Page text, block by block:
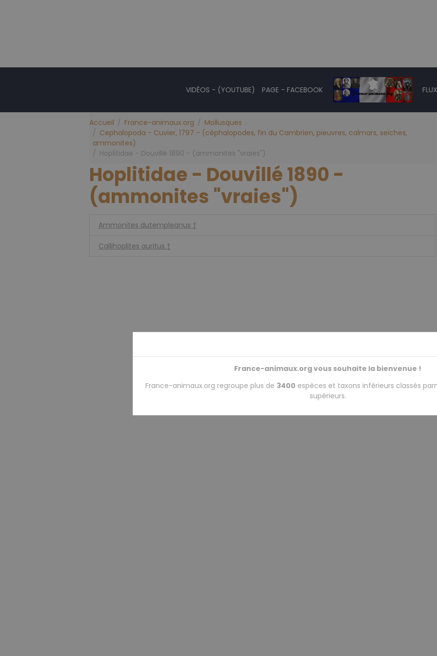
VIDÉOS - (YOUTUBE) PAGE - FACEBOOK
Accueil France-animaux.org
Mollusques
Cephalopoda - Cuvier, 1797 - (céphalopodes, fin du Cambrien, pieuvres, calmars, seiches,
ammonites)
Hoplitidae - Douvillé 1890 - (ammonites "vraies")
Hoplitidae - Douvillé 1890 -
(ammonites "vraies")
Ammonites dutempleanus †
Callihoplites auritus †
France-animaux.org vous souhaite la bienvenue !
France-animaux.org regroupe plus de 3400 espèces et taxons inférieurs classés
supérieurs.